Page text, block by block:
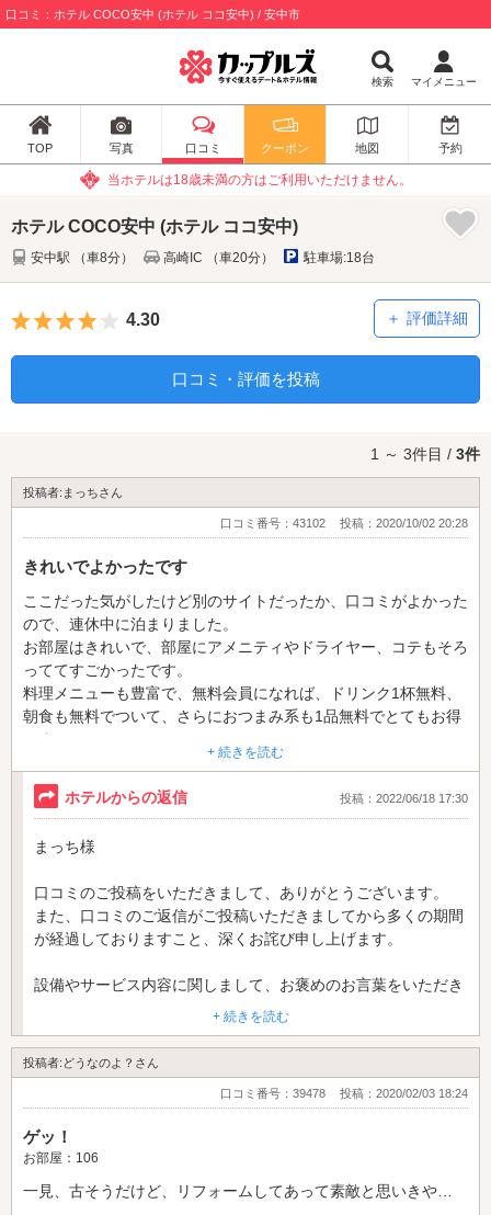
口コミ：ホテル COCO安中 (ホテル ココ安中) / 安中市
検索 マイメニュー
TOP 写真 口コミ クーポン 地図 予約
当ホテルは18歳未満の方はご利用いただけません。
ホテル COCO安中 (ホテル ココ安中)
安中駅 （車8分） 高崎IC （車20分） 駐車場:18台
5つ星のうち4
4.30 評価詳細
口コミ・評価を投稿
1 ～ 3件目 / 3件
投稿者:まっちさん
口コミ番号：43102 投稿：2020/10/02 20:28
きれいでよかったです
ここだった気がしたけど別のサイトだったか、口コミがよかった
ので、連休中に泊まりました。
お部屋はきれいで、部屋にアメニティやドライヤー、コテもそろ
っててすごかったです。
料理メニューも豊富で、無料会員になれば、ドリンク1杯無料、
朝食も無料でついて、さらにおつまみ系も1品無料でとてもお得
です。
料理も特別美味しいということはありませんが、普通に美味しか
ったです。
使えなかったことくらいです。
+ 続きを読む
ホテルからの返信 投稿：2022/06/18 17:30
まっち様
口コミのご投稿をいただきまして、ありがとうございます。
また、口コミのご返信がご投稿いただきましてから多くの期間
が経過しておりますこと、深くお詫び申し上げます。
設備やサービス内容に関しまして、お褒めのお言葉をいただき
レンタル品のお貸し出しに関しまして、お客様のご希望に添え
ずに大変申し訳ございませんでした。
させていただいております。
サービス内容を改めて見直し、お客様により一層快適にお楽し
みいただけますよう改善をしてまいります。
+ 続きを読む
投稿者:どうなのよ？さん
口コミ番号：39478 投稿：2020/02/03 18:24
ゲッ！
お部屋：106
一見、古そうだけど、リフォームしてあって素敵と思いきや…